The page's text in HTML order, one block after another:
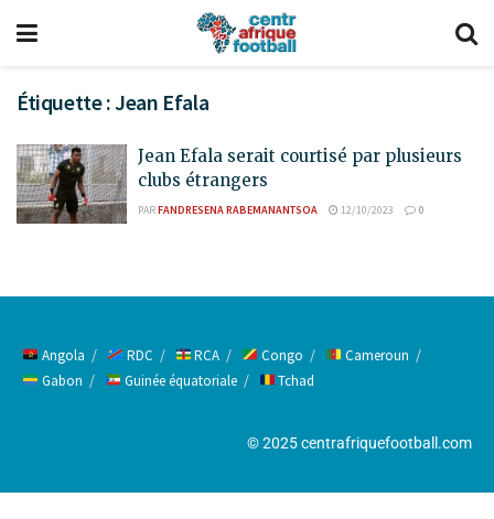
Étiquette :Jean Efala
Jean Efala serait courtisé par plusieurs
clubs étrangers
PARFANDRESENA RABEMANANTSOA 12/10/2023 0
Angola RDC RCA Congo
Cameroun
Gabon
Guinée équatoriale Tchad
© 2025 centrafriquefootball.com